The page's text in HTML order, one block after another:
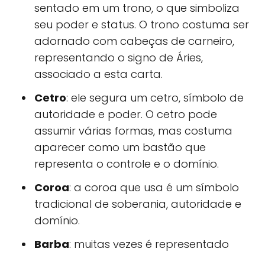
sentado em um trono, o que simboliza
seu poder e status. O trono costuma ser
adornado com cabeças de carneiro,
representando o signo de Áries,
associado a esta carta.
Cetro: ele segura um cetro, símbolo de
autoridade e poder. O cetro pode
assumir várias formas, mas costuma
aparecer como um bastão que
representa o controle e o domínio.
Coroa: a coroa que usa é um símbolo
tradicional de soberania, autoridade e
domínio.
Barba: muitas vezes é representado